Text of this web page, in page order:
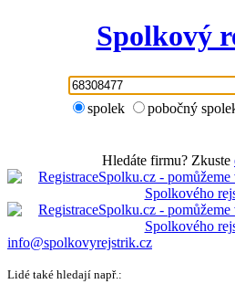
Spolkový
spolek pobočný
Hledáte firmu? Zkuste
info@spolkovyrejstrik.cz
Lidé také hledají např.: